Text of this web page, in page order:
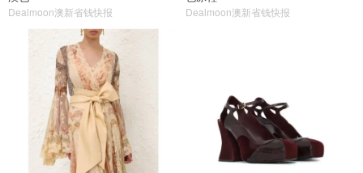
Dealmoon澳新省钱快报 Dealmoon澳新省钱快报